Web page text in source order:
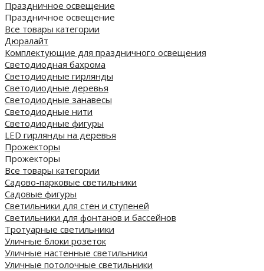
Праздничное освещение
Праздничное освещение
Все товары категории
Дюралайт
Комплектующие для праздничного освещения
Светодиодная бахрома
Светодиодные гирлянды
Светодиодные деревья
Светодиодные занавесы
Светодиодные нити
Светодиодные фигуры
LED гирлянды на деревья
Прожекторы
Прожекторы
Все товары категории
Садово-парковые светильники
Садовые фигуры
Светильники для стен и ступеней
Светильники для фонтанов и бассейнов
Тротуарные светильники
Уличные блоки розеток
Уличные настенные светильники
Уличные потолочные светильники